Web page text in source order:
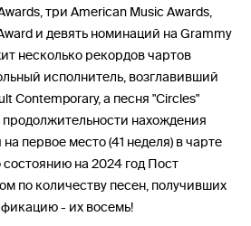
три American Music Awards,
и девять номинаций на Grammy
несколько рекордов чартов
исполнитель, возглавивший
Contemporary, а песня "Circles"
нахождения
первое место (41 неделя) в чарте
на 2024 год Пост
по количеству песен, получивших
- их восемь!